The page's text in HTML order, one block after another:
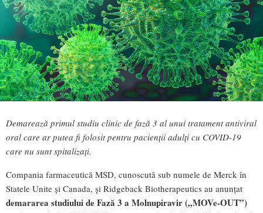
Demarează primul studiu clinic de fază 3 al unui tratament antiviral
oral care ar putea fi folosit pentru pacienții adulți cu COVID-19
care nu sunt spitalizați.
Compania farmaceutică MSD, cunoscută sub numele de Merck în
Statele Unite și Canada, și Ridgeback Biotherapeutics au anunțat
demararea studiului de Fază 3 a Molnupiravir („MOVe-OUT”)